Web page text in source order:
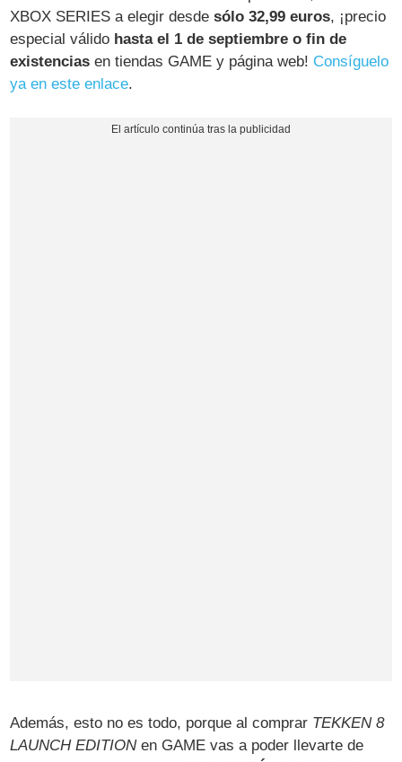
XBOX SERIES a elegir desdesólo 32,99 euros, ¡precio
especial válido hasta el 1 de septiembre o fin de
existencias en tiendas GAME y página web! Consíguelo
ya en este enlace.
Además, esto no es todo, porque al comprar TEKKEN 8
LAUNCH EDITIONen GAME vas a poder llevarte de